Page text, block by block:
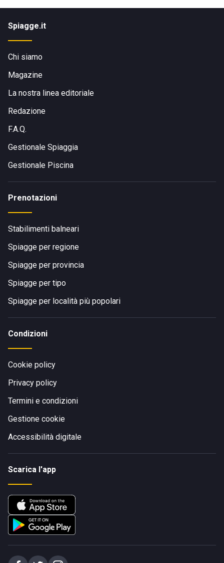
Spiagge.it
Chi siamo
Magazine
La nostra linea editoriale
Redazione
F.A.Q.
Gestionale Spiaggia
Gestionale Piscina
Prenotazioni
Stabilimenti balneari
Spiagge per regione
Spiagge per provincia
Spiagge per tipo
Spiagge per località più popolari
Condizioni
Cookie policy
Privacy policy
Termini e condizioni
Gestione cookie
Accessibilità digitale
Scarica l'app